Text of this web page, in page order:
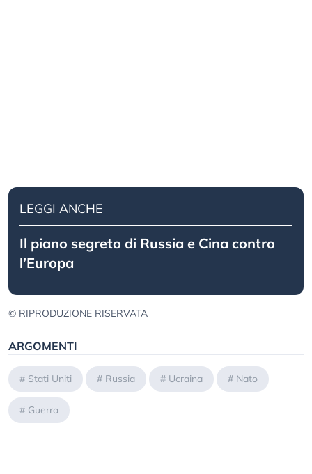
LEGGI ANCHE
Il piano segreto di Russia e Cina contro
l’Europa
© RIPRODUZIONE RISERVATA
ARGOMENTI
# Stati Uniti # Russia # Ucraina # Nato
# Guerra